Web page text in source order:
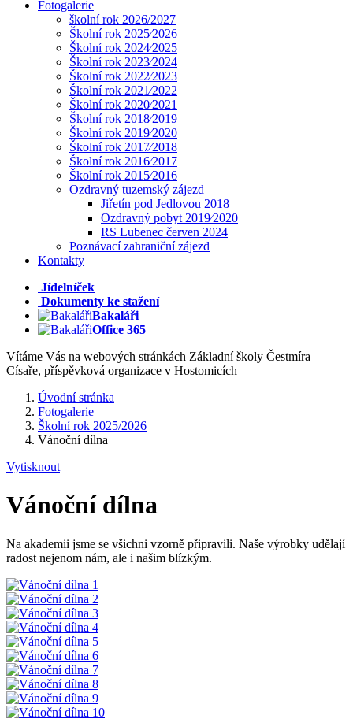
Fotogalerie
školní rok 2026/2027
Školní rok 2025⁄2026
Školní rok 2024⁄2025
Školní rok 2023⁄2024
Školní rok 2022⁄2023
Školní rok 2021⁄2022
Školní rok 2020⁄2021
Školní rok 2018⁄2019
Školní rok 2019⁄2020
Školní rok 2017⁄2018
Školní rok 2016⁄2017
Školní rok 2015⁄2016
Ozdravný tuzemský zájezd
Jiřetín pod Jedlovou 2018
Ozdravný pobyt 2019⁄2020
RS Lubenec červen 2024
Poznávací zahraniční zájezd
Kontakty
Jídelníček
Dokumenty ke stažení
Bakaláři
Office 365
Vítáme Vás na webových stránkách Základní školy Čestmíra
Císaře, příspěvková organizace v Hostomicích
Úvodní stránka
Fotogalerie
Školní rok 2025/2026
Vánoční dílna
Vytisknout
Vánoční dílna
Na akademii jsme se všichni vzorně připravili. Naše výrobky udělají
radost nejenom nám, ale i našim blízkým.